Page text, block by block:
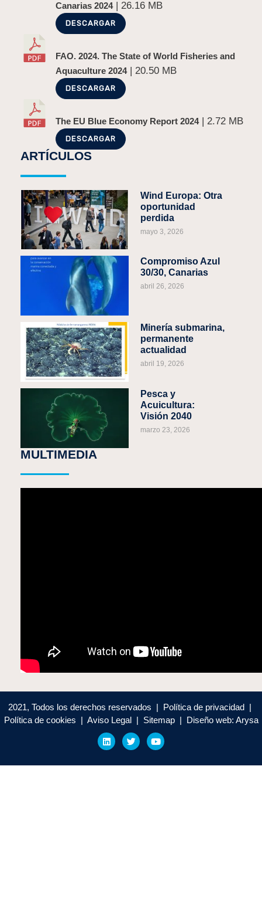
Canarias 2024| 26.16 MB
DESCARGAR
FAO. 2024. The State of World Fisheries and
Aquaculture 2024| 20.50 MB
DESCARGAR
The EU Blue Economy Report 2024| 2.72 MB
DESCARGAR
ARTÍCULOS
Wind Europa: Otra
oportunidad
perdida
mayo 3, 2026
Compromiso Azul
30/30, Canarias
abril 26, 2026
Minería submarina,
permanente
actualidad
abril 19, 2026
Pesca y
Acuicultura:
Visión 2040
marzo 23, 2026
MULTIMEDIA
2021, Todos los derechos reservados | Política de privacidad |
Política de cookies | Aviso Legal | Sitemap | Diseño web: Arysa